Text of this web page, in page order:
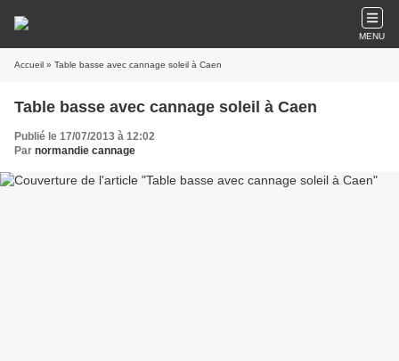
MENU
Accueil » Table basse avec cannage soleil à Caen
Table basse avec cannage soleil à Caen
Publié le 17/07/2013 à 12:02
Par normandie cannage